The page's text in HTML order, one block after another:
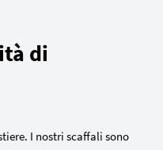
di
I nostri scaffali sono